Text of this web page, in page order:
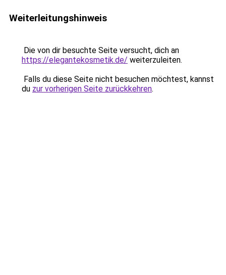
Weiterleitungshinweis
Die von dir besuchte Seite versucht, dich an
https://elegantekosmetik.de/ weiterzuleiten.
Falls du diese Seite nicht besuchen möchtest, kannst
du zur vorherigen Seite zurückkehren.